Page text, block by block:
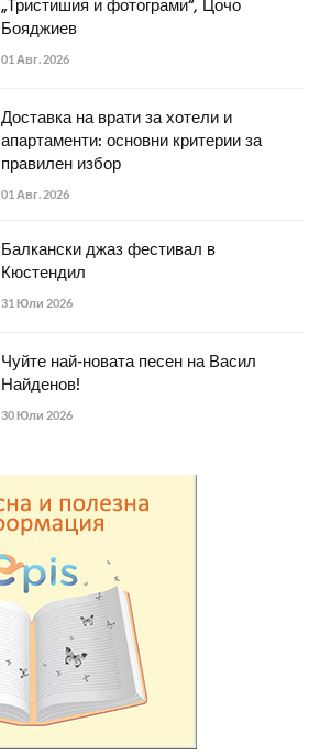
„Тристишия и фотограми“, Цочо
Бояджиев
01 Авг. 2026
Доставка на врати за хотели и
апартаменти: основни критерии за
правилен избор
01 Авг. 2026
Балкански джаз фестивал в
Кюстендил
31 Юли 2026
Чуйте най-новата песен на Васил
Найденов!
30 Юли 2026